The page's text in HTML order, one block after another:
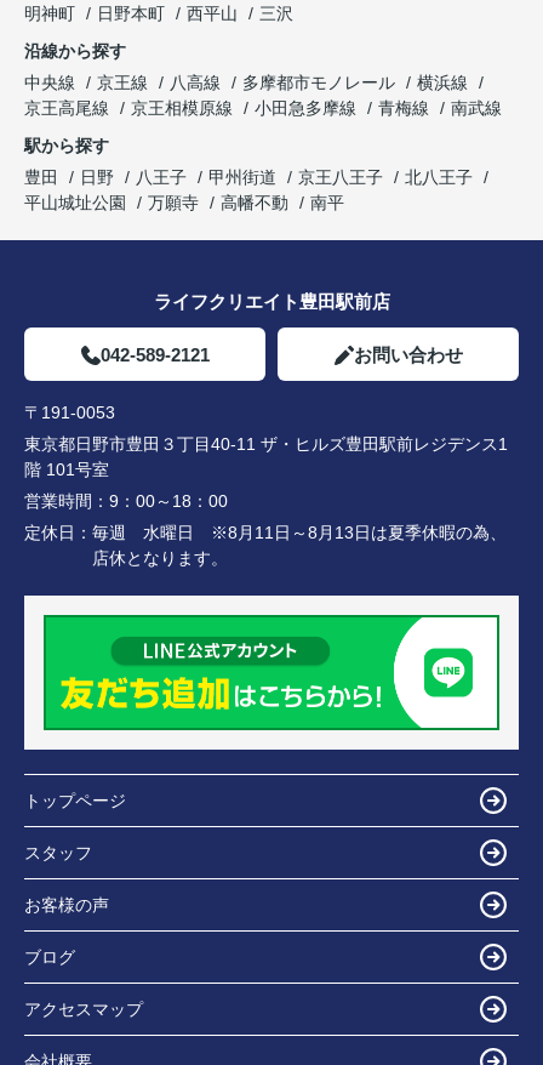
明神町
日野本町 西平山
三沢
沿線から探す
中央線
京王線 八高線 多摩都市モノレール
横浜線
京王高尾線
京王相模原線 小田急多摩線 青梅線
南武線
駅から探す
豊田
日野 八王子 甲州街道 京王八王子
北八王子
平山城址公園
万願寺 高幡不動 南平
ライフクリエイト豊田駅前店
042-589-2121 お問い合わせ
〒191-0053
東京都日野市豊田３丁目40-11 ザ・ヒルズ豊田駅前レジデンス1
階 101号室
営業時間： 9：00～18：00
定休日： 毎週 水曜日 ※8月11日～8月13日は夏季休暇の為、
店休となります。
トップページ
スタッフ
お客様の声
ブログ
アクセスマップ